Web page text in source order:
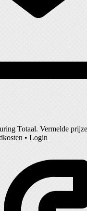
Totaal. Vermelde
• Login